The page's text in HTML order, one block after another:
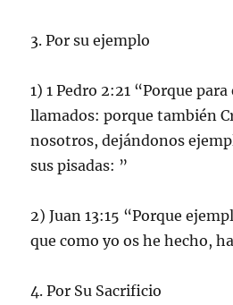
3. Por su ejemplo
1) 1 Pedro 2:21 “Porque
llamados: porque también
nosotros, dejándonos
sus pisadas: ”
2) Juan 13:15 “Porque
que como yo os he hecho,
4. Por Su Sacrificio